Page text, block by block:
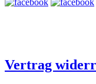
Vertrag